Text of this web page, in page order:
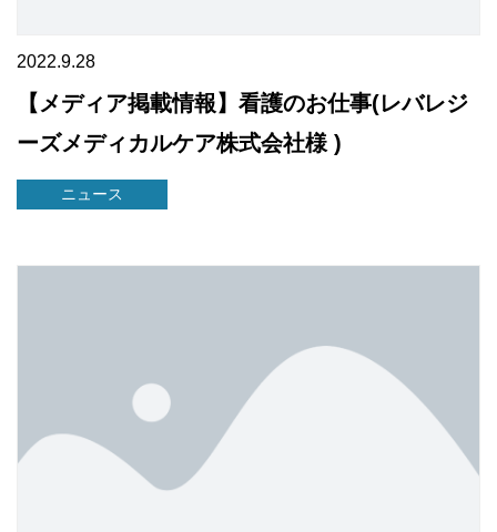
2022.9.28
【メディア掲載情報】看護のお仕事(レバレジ
ーズメディカルケア株式会社様 )
ニュース